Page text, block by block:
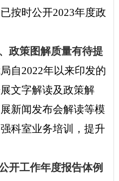
按时公开2023年度政
政策图解质量有待提
自2022年以来印发的
文字解读及政策解
新闻发布会解读等模
科室业务培训，提升
开工作年度报告体例